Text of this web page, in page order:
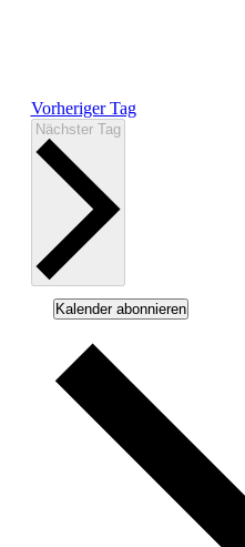
Vorheriger Tag
Nächster Tag
Kalender abonnieren